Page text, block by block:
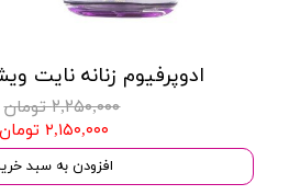
ادوپرفیوم زنانه
۲,۲۵۰,۰۰۰ تومان
۲,۱۵۰,۰۰۰ تومان
افزودن به سبد